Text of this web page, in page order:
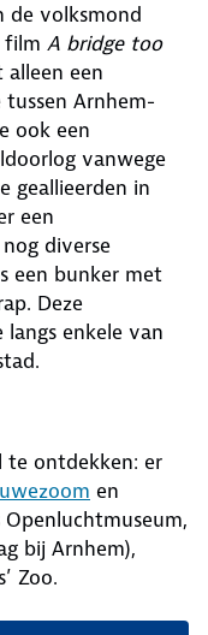
de volksmond
film A bridge too
alleen een
Arnhem-
ook een
vanwege
geallieerden in
een
diverse
een bunker met
Deze
langs enkele van
te ontdekken: er
en
bij Arnhem),
Zoo.